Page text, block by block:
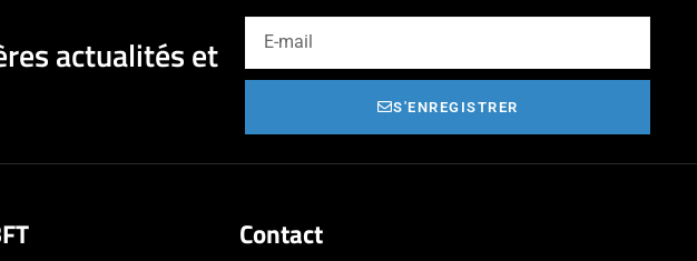
actualités et
S'ENREGISTRER
Contact